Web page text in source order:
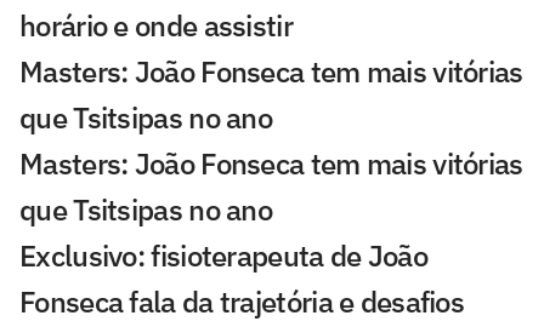
horário e onde assistir
Masters: João Fonseca tem mais vitórias
que Tsitsipas no ano
Masters: João Fonseca tem mais vitórias
que Tsitsipas no ano
Exclusivo: fisioterapeuta de João
Fonseca fala da trajetória e desafios